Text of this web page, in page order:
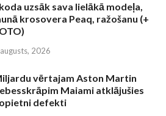
uzsāk sava lielākā modeļa,
krosovera Peaq, ražošanu (+
2026
vērtajam Aston Martin
Maiami atklājušies
defekti